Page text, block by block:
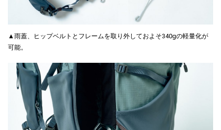
▲雨蓋、ヒップベルトとフレームを取り外しておよそ340gの軽量化が
可能。